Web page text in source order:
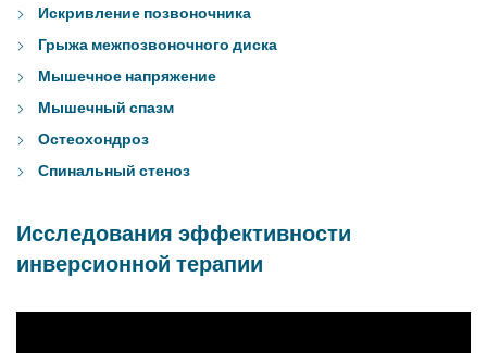
Искривление позвоночника
Грыжа межпозвоночного диска
Мышечное напряжение
Мышечный спазм
Остеохондроз
Спинальный стеноз
Исследования эффективности
инверсионной терапии